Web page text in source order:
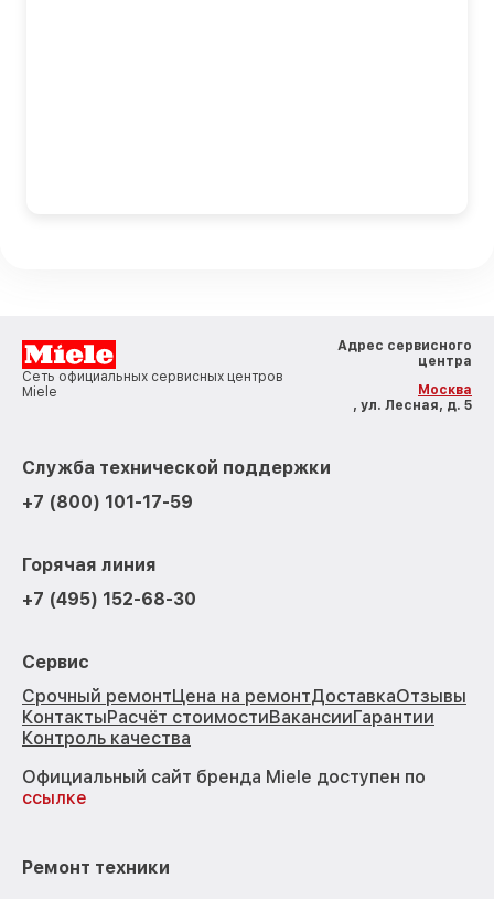
Сеть официальных сервисных центров
Miele
Адрес сервисного
центра
Москва
, ул. Лесная, д. 5
Служба технической поддержки
+7 (800) 101-17-59
Горячая линия
+7 (495) 152-68-30
Сервис
Срочный ремонтЦена на ремонтДоставкаОтзывы
КонтактыРасчёт стоимостиВакансииГарантии
Контроль качества
Официальный сайт бренда Miele доступен по
ссылке
Ремонт техники